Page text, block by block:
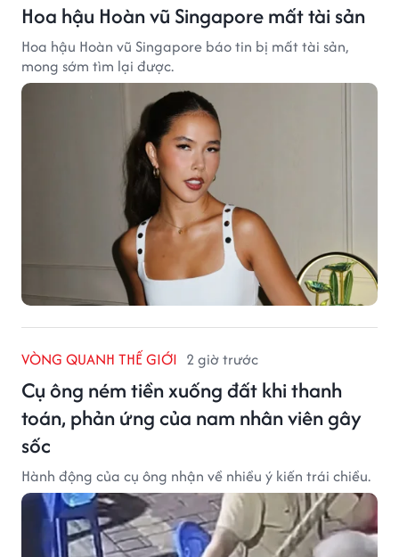
Hoa hậu Hoàn vũ Singapore mất tài sản
Hoa hậu Hoàn vũ Singapore báo tin bị mất tài sản,
mong sớm tìm lại được.
VÒNG QUANH THẾ GIỚI 2 giờ trước
Cụ ông ném tiền xuống đất khi thanh
toán, phản ứng của nam nhân viên gây
sốc
Hành động của cụ ông nhận về nhiều ý kiến trái chiều.